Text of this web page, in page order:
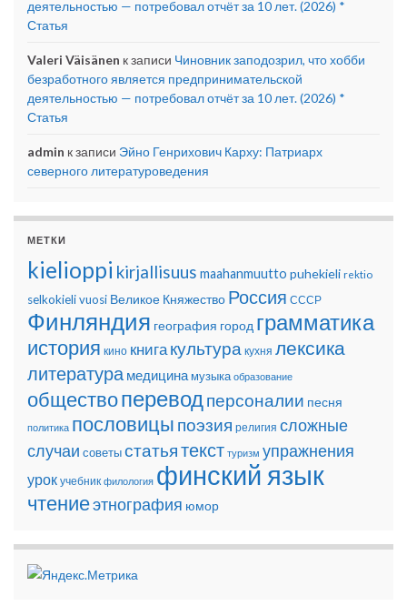
деятельностью — потребовал отчёт за 10 лет. (2026) *
Статья
Valeri Väisänen к записи Чиновник заподозрил, что хобби
безработного является предпринимательской
деятельностью — потребовал отчёт за 10 лет. (2026) *
Статья
admin к записи Эйно Генрихович Карху: Патриарх
северного литературоведения
МЕТКИ
kielioppi kirjallisuus maahanmuutto puhekieli rektio
selkokielivuosi Великое Княжество Россия СССР
Финляндия география город грамматика
история кино книгакультура кухня лексика
литература медицина музыка образование
обществопереводперсоналии песня
политика пословицы поэзия религия сложные
случаи советыстатьятекст туризм упражнения
урок учебник филология финский язык
чтениеэтнография юмор